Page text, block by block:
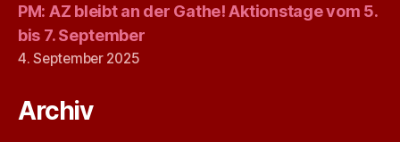
PM: AZ bleibt an der Gathe! Aktionstage vom 5.
bis 7. September
4. September 2025
Archiv